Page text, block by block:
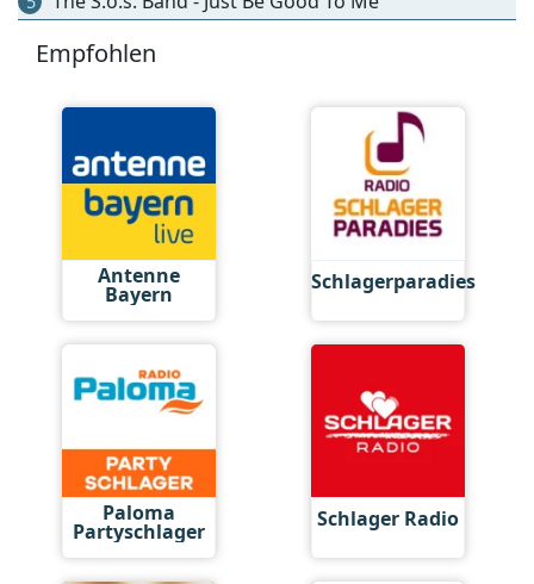
Empfohlen
Antenne
Bayern Schlagerparadies
Paloma
Partyschlager Schlager Radio